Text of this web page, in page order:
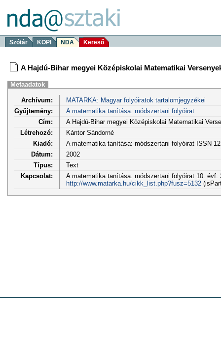
Szótár KOPI NDA Kereső
A Hajdú-Bihar megyei Középiskolai Matematikai
Metaadatok
Archívum:
MATARKA: Magyar folyóiratok tartalomjegyzékei
Gyűjtemény:
A matematika tanítása: módszertani folyóirat
Cím:
A Hajdú-Bihar megyei Középiskolai Matematikai
Létrehozó:
Kántor Sándorné
Kiadó:
A matematika tanítása: módszertani folyóirat ISSN
Dátum:
2002
Típus:
Text
Kapcsolat:
A matematika tanítása: módszertani folyóirat 10. évf.
http://www.matarka.hu/cikk_list.php?fusz=5132